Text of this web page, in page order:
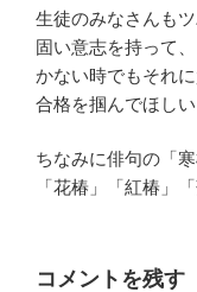
生徒のみなさんも
固い意志を持って
かない時でもそれ
合格を掴んでほしい
ちなみに俳句の「
「花椿」「紅椿」
コメントを残す